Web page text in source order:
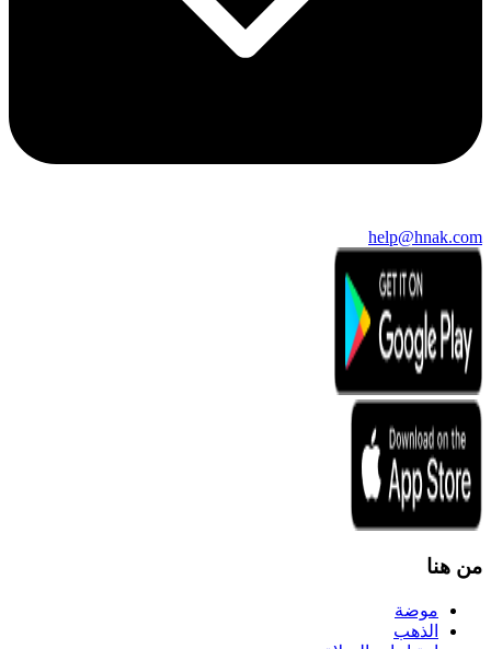
help@hnak.com
من هنا
موضة
الذهب